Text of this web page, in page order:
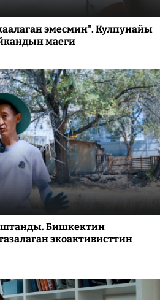
эмесмин". Кулпунайы
маеги
Бишкектин
экоактивисттин